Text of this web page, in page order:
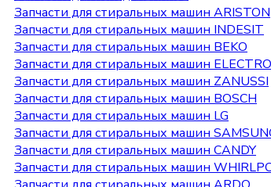
Запчасти для стиральных машин ARISTON
Запчасти для стиральных машин INDESIT
Запчасти для стиральных машин BEKO
Запчасти для стиральных машин
Запчасти для стиральных машин ZANUSSI
Запчасти для стиральных машин BOSCH
Запчасти для стиральных машин LG
Запчасти для стиральных машин
Запчасти для стиральных машин CANDY
Запчасти для стиральных машин